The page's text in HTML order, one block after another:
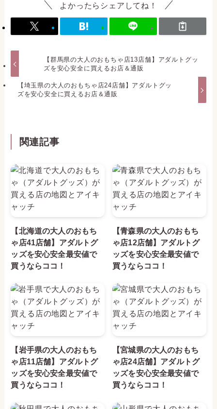
フォローしてね！
【群馬県の大人のおもちゃ店13店舗】アダルトグッ
ズを安心安全に買えるお店＆通販
【埼玉県の大人のおもちゃ店24店舗】アダルトグッ
関連記事
【北海道の大人のおもち
ゃ店41店舗】アダルトグ
ッズを安心安全最安値で
買うならココ！
【青森県の大人のおもち
ゃ店12店舗】アダルトグ
ッズを安心安全最安値で
買うならココ！